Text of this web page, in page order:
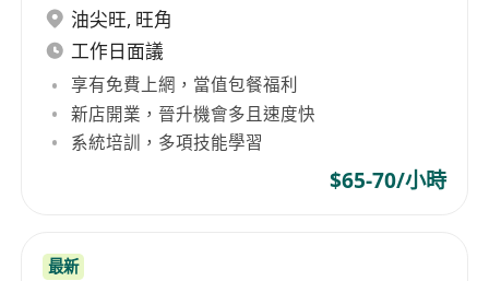
focusing on the tangible, the real, the concrete
improvements, day after day, for millions of
people, we have a big impact not only on
individuals but also on society and the planet.
油尖旺, 旺角
工作日面議
享有免費上網，當值包餐福利
新店開業，晉升機會多且速度快
系統培訓，多項技能學習
$65-70/小時
最新